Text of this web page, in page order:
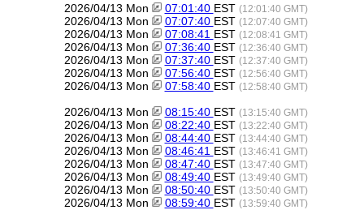
2026/04/13 Mon 07:01:40 EST (12:01:40 GMT)
2026/04/13 Mon 07:07:40 EST (12:07:40 GMT)
2026/04/13 Mon 07:08:41 EST (12:08:41 GMT)
2026/04/13 Mon 07:36:40 EST (12:36:40 GMT)
2026/04/13 Mon 07:37:40 EST (12:37:40 GMT)
2026/04/13 Mon 07:56:40 EST (12:56:40 GMT)
2026/04/13 Mon 07:58:40 EST (12:58:40 GMT)
2026/04/13 Mon 08:15:40 EST (13:15:40 GMT)
2026/04/13 Mon 08:22:40 EST (13:22:40 GMT)
2026/04/13 Mon 08:44:40 EST (13:44:40 GMT)
2026/04/13 Mon 08:46:41 EST (13:46:41 GMT)
2026/04/13 Mon 08:47:40 EST (13:47:40 GMT)
2026/04/13 Mon 08:49:40 EST (13:49:40 GMT)
2026/04/13 Mon 08:50:40 EST (13:50:40 GMT)
2026/04/13 Mon 08:59:40 EST (13:59:40 GMT)